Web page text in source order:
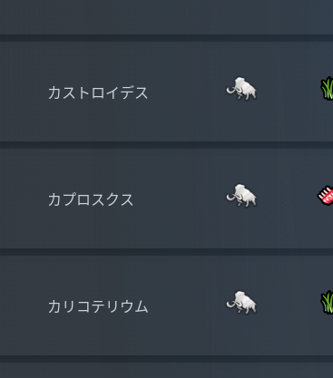
カストロイデス
カプロスクス
カリコテリウム